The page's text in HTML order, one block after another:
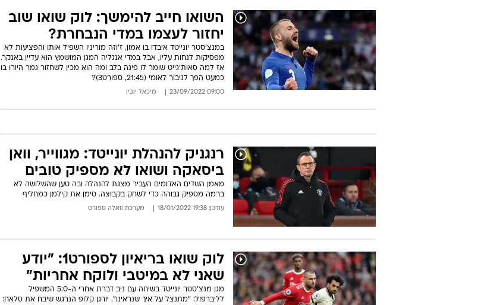
השואו חייב להימשך: לוק שואו שוב
יחזור לעצמו במדי הנבחרת?
במנצ'סטר יונייטד איבדו בו אמון, ז'וזה מוריניו השפיל אותו והפציעות לא
מפסיקות לנחות עליו, אבל במדי אנגליה המגן המושמץ הוא עדיין באנקר.
אז למה סאות'גייט שומר לו פינה בלב ומה הוא מכין לשחזור גמר היורו בו
כמעט הפך לגיבור לאומי (21:45, ספורט3)?
09:00 23/09/2022 מיכאל יוכין
רנגניק להנהלת יונייטד: מגווייר, וואן
ביסאקה ושואו לא מספיק טובים
מאמן השדים האדומים העביר מצגת להנהלה ובה טען שהשלושה לא
ברמה מספיק גבוהה כדי לשחק בקבוצה. סימן את קילמן כמחליף
עודכן: 19:38 18/01/2022 מערכת וואלה ספורט
לוק שואו בריאיון לספורט1: "יודע
שאני לא במיטבי ולוקח אחריות"
מגן מנצ'סטר יונייטד בשיחה עם ניב דברת אחרי ה-5:0 המשפיל
לליברפול: "מתנצל על איך שנראינו". יורגן קלופ הנרגש שיבח את סלאח: